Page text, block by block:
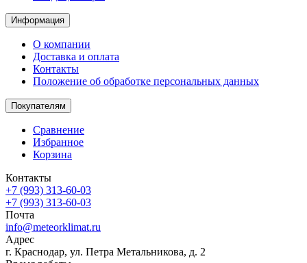
Информация
О компании
Доставка и оплата
Контакты
Положение об обработке персональных данных
Покупателям
Сравнение
Избранное
Корзина
Контакты
+7 (993) 313-60-03
+7 (993) 313-60-03
Почта
info@meteorklimat.ru
Адрес
г. Краснодар, ул. Петра Метальникова, д. 2